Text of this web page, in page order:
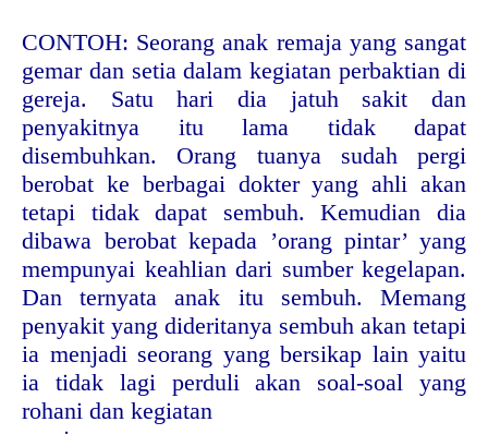
CONTOH: Seorang anak remaja yang sangat
gemar dan setia dalam kegiatan perbaktian di
gereja. Satu hari dia jatuh sakit dan
penyakitnya itu lama tidak dapat
disembuhkan. Orang tuanya sudah pergi
berobat ke berbagai dokter yang ahli akan
tetapi tidak dapat sembuh. Kemudian dia
dibawa berobat kepada ’orang pintar’ yang
mempunyai keahlian dari sumber kegelapan.
Dan ternyata anak itu sembuh. Memang
penyakit yang dideritanya sembuh akan tetapi
ia menjadi seorang yang bersikap lain yaitu
ia tidak lagi perduli akan soal-soal yang
rohani dan kegiatan